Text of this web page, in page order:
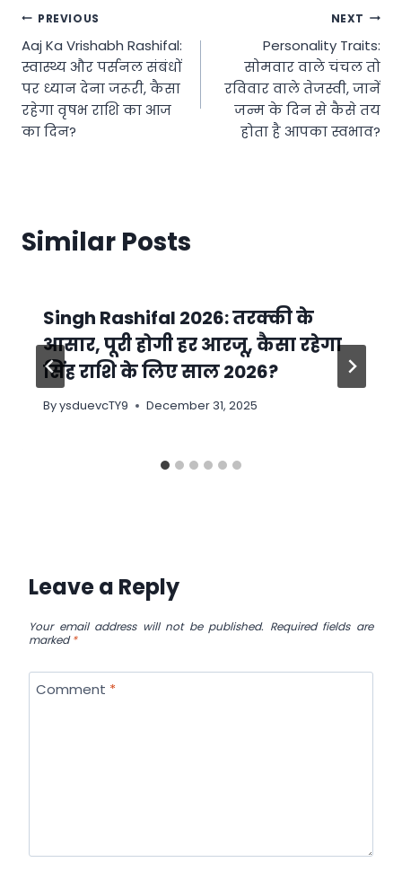
Post
navigation
PREVIOUS
Aaj Ka Vrishabh Rashifal:
स्वास्थ्य और पर्सनल संबंधों
पर ध्यान देना जरूरी, कैसा
रहेगा वृषभ राशि का आज
का दिन?
NEXT
Personality Traits:
सोमवार वाले चंचल तो
रविवार वाले तेजस्वी, जानें
जन्म के दिन से कैसे तय
होता है आपका स्वभाव?
Similar Posts
Singh Rashifal 2026: तरक्की के
आसार, पूरी होगी हर आरजू, कैसा रहेगा
सिंह राशि के लिए साल 2026?
ByysduevcTY9 December 31, 2025
Leave a Reply
Your email address will not be published. Required fields are
marked*
Comment *